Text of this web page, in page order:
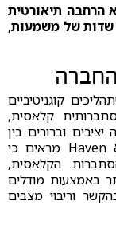
הרחבה תיאורטית
שדות של משמעות,
קוגניטיביים
קלאסית,
וברורים בין
תשומות לתפוקות. Haven & Khrennikov (2013) מראים כי
הקלאסית,
באמצעות מודלים
וריבוי מצבים